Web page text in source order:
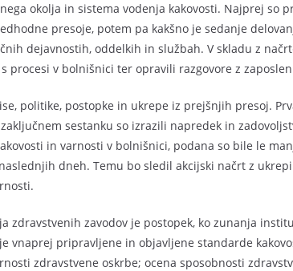
okolja in sistema vodenja kakovosti. Najprej so
presoje, potem pa kakšno je sedanje
dejavnostih, oddelkih in službah. V skladu z
procesi v bolnišnici ter opravili razgovore z
politike, postopke in ukrepe iz prejšnjih presoj.
sestanku so izrazili napredek in
in varnosti v bolnišnici, podana so bile le
dneh. Temu bo sledil akcijski načrt z
zdravstvenih zavodov je postopek, ko zunanja
vnaprej pripravljene in objavljene standarde
zdravstvene oskrbe; ocena sposobnosti